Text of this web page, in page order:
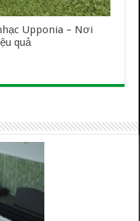
Upponia – Nơi
quả